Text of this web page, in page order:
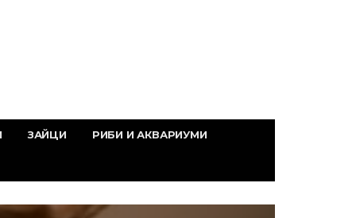
ЗАЙЦИ РИБИ И АКВАРИУМИ